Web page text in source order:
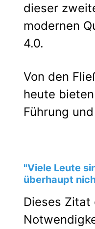
dieser
modernen
4.0.
Von den
heute
Führung
"Viele Leute
überhaupt
Dieses